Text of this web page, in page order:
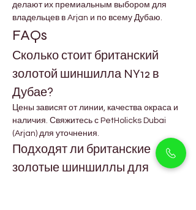
делают их премиальным выбором для
владельцев в Arjan и по всему Дубаю.
FAQs
Сколько стоит британский
золотой шиншилла NY12 в
Дубае?
Цены зависят от линии, качества окраса и
наличия. Свяжитесь с PetHolicks Dubai
(Arjan) для уточнения.
Подходят ли британские
золотые шиншиллы для